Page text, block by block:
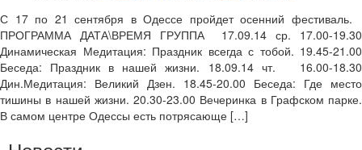
С 17 по 21 сентября в Одессе пройдет осенний фестиваль.
ПРОГРАММА ДАТА\ВРЕМЯ ГРУППА 17.09.14 ср. 17.00-19.30
Динамическая Медитация: Праздник всегда с тобой. 19.45-21.00
Беседа: Праздник в нашей жизни. 18.09.14 чт. 16.00-18.30
Дин.Медитация: Великий Дзен. 18.45-20.00 Беседа: Где место
тишины в нашей жизни. 20.30-23.00 Вечеринка в Графском парке.
В самом центре Одессы есть потрясающе […]